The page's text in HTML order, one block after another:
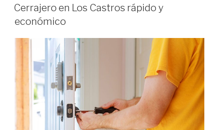
con
horas”
EL
Cerrajero en Los Castros rápido y
económico